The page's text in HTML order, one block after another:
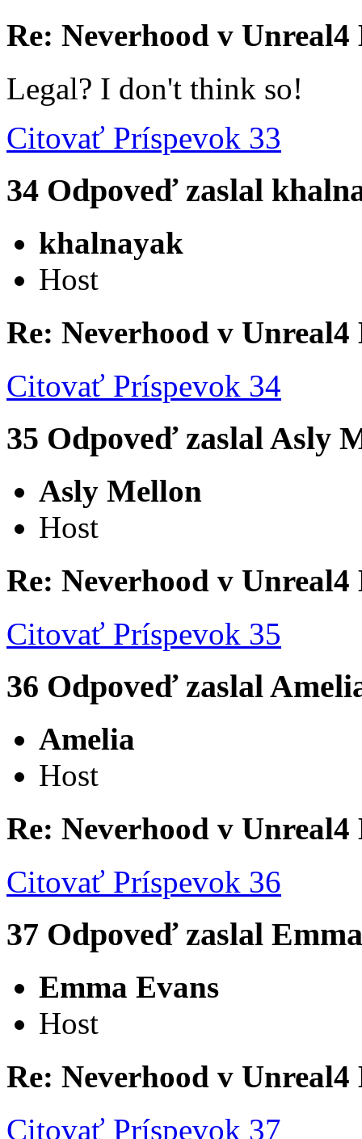
Re: Neverhood v Unreal4
Legal? I don't think so!
Citovať Príspevok 33
34 Odpoveď zaslal
khalnayak
Host
Re: Neverhood v Unreal4
Citovať Príspevok 34
35 Odpoveď zaslalAsly
Asly Mellon
Host
Re: Neverhood v Unreal4
Citovať Príspevok 35
36 Odpoveď zaslal
Amelia
Host
Re: Neverhood v Unreal4
Citovať Príspevok 36
37 Odpoveď zaslal
Emma Evans
Host
Re: Neverhood v Unreal4
Citovať Príspevok 37